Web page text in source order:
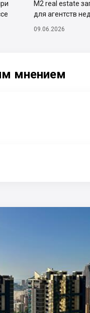
М2 real estate
для агентств
09.06.2026
мнением